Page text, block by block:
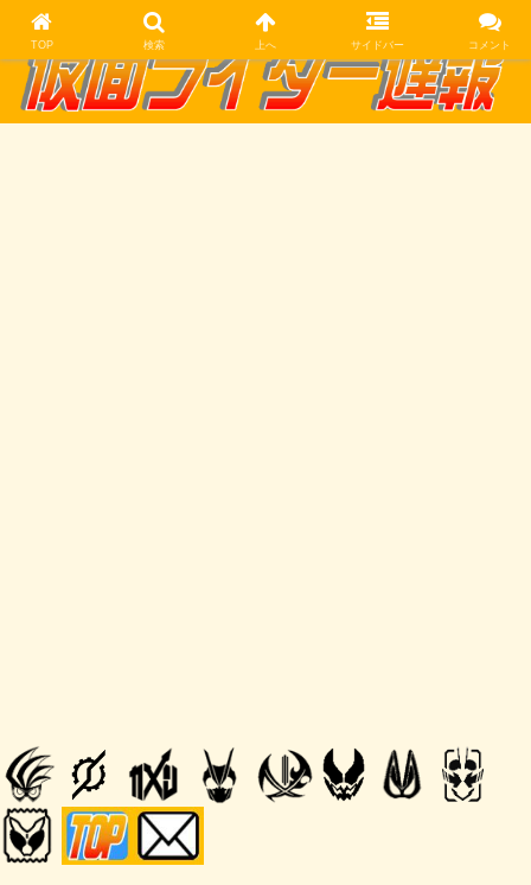
TOP 検索 上へ サイドバー コメント